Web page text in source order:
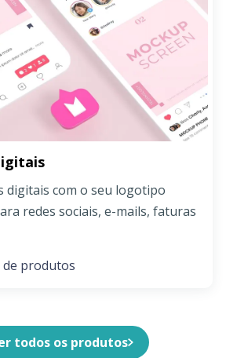
digitais com o seu logotipo
redes sociais, e-mails, faturas
de produtos
todos os produtos